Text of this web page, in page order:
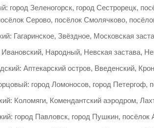
город Зеленогорск, город Сестрорецк,
Серово, посёлок Смолячково,
Гагаринское, Звёздное, Московская
Ивановский, Народный, Невская застава,
Аптекарский остров, Введенский,
город Ломоносов, город Петергоф,
Коломяги, Комендантский аэродром,
город Павловск, город Пушкин,